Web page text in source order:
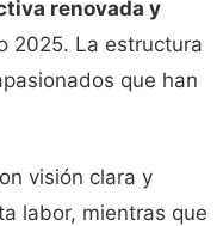
renovada y
2025. La estructura
que han
visión clara y
labor, mientras que